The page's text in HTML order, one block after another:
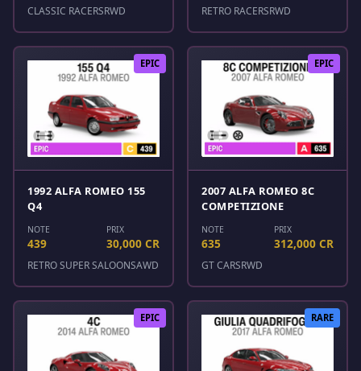
CLASSIC RACERSRWD RETRO RACERSRWD
EPIC
1992 ALFA ROMEO 155
Q4
NOTE
439
PRIX
30,000 CR
RETRO SUPER SALOONSAWD
EPIC
2007 ALFA ROMEO 8C
COMPETIZIONE
NOTE
635
PRIX
312,000 CR
GT CARSRWD
EPIC RARE